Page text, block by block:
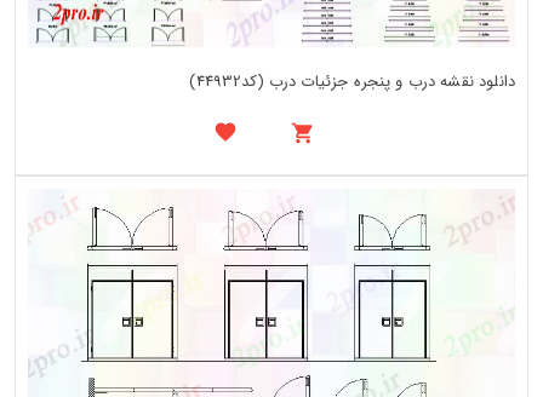
دانلود نقشه درب و پنجره جزئیات درب (کد44932)